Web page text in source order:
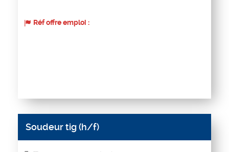
Réf offre emploi :
Soudeur tig (h/f)